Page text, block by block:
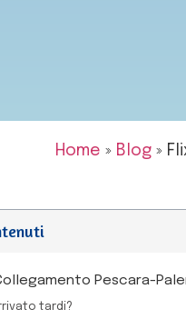
Home » Blog»
Pescara-
tardi?